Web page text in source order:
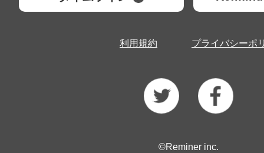
利用規約 プライバシーポ
©Reminer inc.